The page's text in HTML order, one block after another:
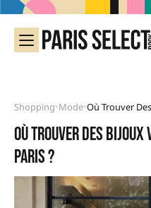
Shopping•Mode•
Où trouver des bijoux
Paris ?